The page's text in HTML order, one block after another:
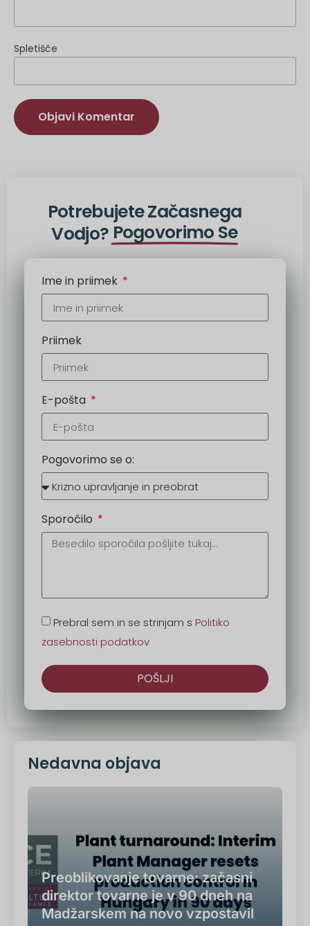
Spletišče
Potrebujete Začasnega
Vodjo? Pogovorimo Se
Ime in priimek
Priimek
E-pošta
Pogovorimo se o:
Sporočilo
Prebral sem in se strinjam s Politiko
zasebnosti podatkov
POŠLJI
Druga
možnost:
Nedavna objava
Preoblikovanje tovarne: začasni
direktor tovarne je v 90 dneh na
Madžarskem na novo vzpostavil